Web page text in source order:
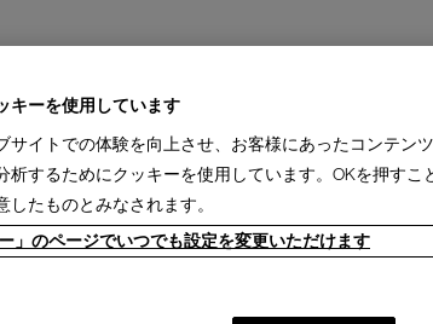
キーを使用しています
サイトでの体験を向上させ、お客様にあったコンテンツ
析するためにクッキーを使用しています。OKを押すこ
したものとみなされます。
」のページでいつでも設定を変更いただけます